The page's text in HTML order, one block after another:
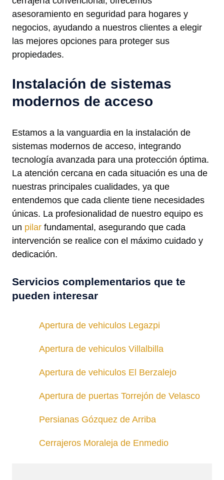
asesoramiento en seguridad para hogares y
negocios, ayudando a nuestros clientes a elegir
las mejores opciones para proteger sus
propiedades.
Instalación de sistemas
modernos de acceso
Estamos a la vanguardia en la instalación de
sistemas modernos de acceso, integrando
tecnología avanzada para una protección óptima.
La atención cercana en cada situación es una de
nuestras principales cualidades, ya que
entendemos que cada cliente tiene necesidades
únicas. La profesionalidad de nuestro equipo es
un pilar fundamental, asegurando que cada
intervención se realice con el máximo cuidado y
dedicación.
Servicios complementarios que te
pueden interesar
Apertura de vehiculos Legazpi
Apertura de vehiculos Villalbilla
Apertura de vehiculos El Berzalejo
Apertura de puertas Torrejón de Velasco
Persianas Gózquez de Arriba
Cerrajeros Moraleja de Enmedio